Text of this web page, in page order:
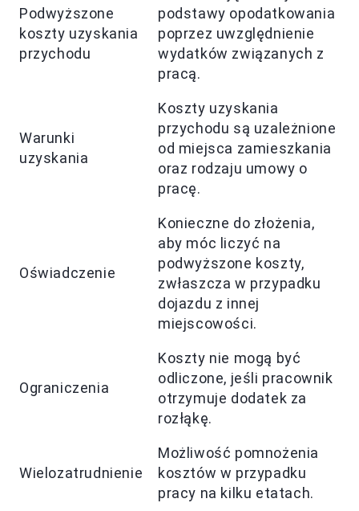
Podwyższone
koszty uzyskania
przychodu
podstawy opodatkowania
poprzez uwzględnienie
wydatków związanych z
pracą.
Warunki
uzyskania
Koszty uzyskania
przychodu są uzależnione
od miejsca zamieszkania
oraz rodzaju umowy o
pracę.
Oświadczenie
Konieczne do złożenia,
aby móc liczyć na
podwyższone koszty,
zwłaszcza w przypadku
dojazdu z innej
miejscowości.
Ograniczenia
Koszty nie mogą być
odliczone, jeśli pracownik
otrzymuje dodatek za
rozłąkę.
Wielozatrudnienie
Możliwość pomnożenia
kosztów w przypadku
pracy na kilku etatach.